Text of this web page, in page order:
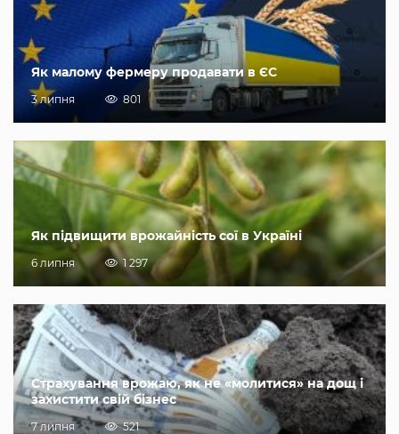
Як малому фермеру продавати в ЄС
3 липня 801
Як підвищити врожайність сої в Україні
6 липня 1 297
Страхування врожаю, як не «молитися» на дощ і
захистити свій бізнес
7 липня 521